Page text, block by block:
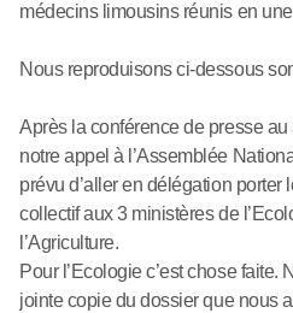
médecins limousins réunis en
Nous reproduisons ci-dessous
Après la conférence de presse
notre appel à l’Assemblée
prévu d’aller en délégation porter
collectif aux 3 ministères de
l’Agriculture.
Pour l’Ecologie c’est chose
jointe copie du dossier que nous